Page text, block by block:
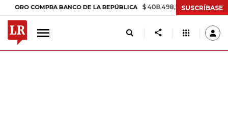
COMPRA BANCO DE LA REPÚBLICA $ 408.498,97 +$ 8.753,81 +2,19%
SUSCRÍBASE